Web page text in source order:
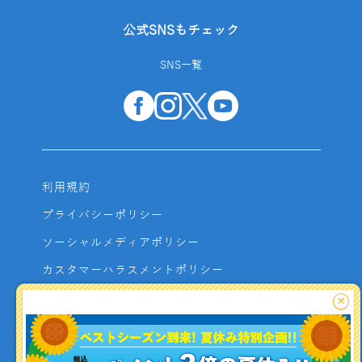
公式SNSもチェック
SNS一覧
利用規約
プライバシーポリシー
ソーシャルメディアポリシー
カスタマーハラスメントポリシー
よくあるご質問
お問い合わせ
×